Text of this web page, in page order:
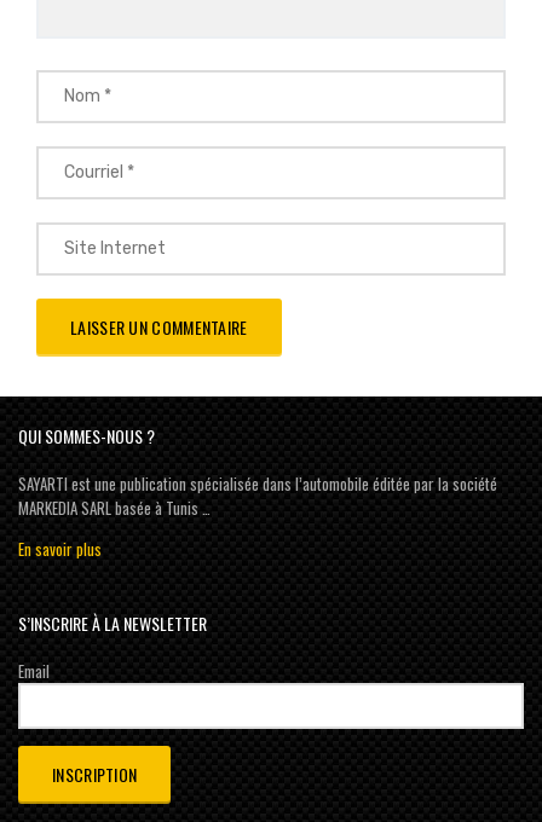
QUI SOMMES-NOUS ?
SAYARTI est une publication spécialisée dans l’automobile éditée par la société
MARKEDIA SARL basée à Tunis …
En savoir plus
S’INSCRIRE À LA NEWSLETTER
Email